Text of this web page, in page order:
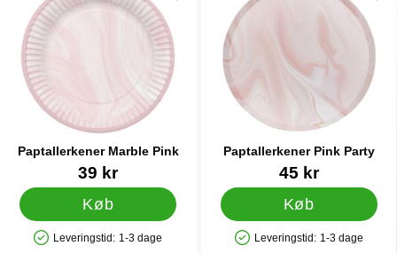
Paptallerkener Marble Pink
Varenr 4196839 kr
Køb
Produkttilgængelighed: På lager
Leveringstid: 1-3 dage
Paptallerkener Pink Party
Varenr 3650845 kr
Køb
Produkttilgængelighed: På lager
Leveringstid: 1-3 dage